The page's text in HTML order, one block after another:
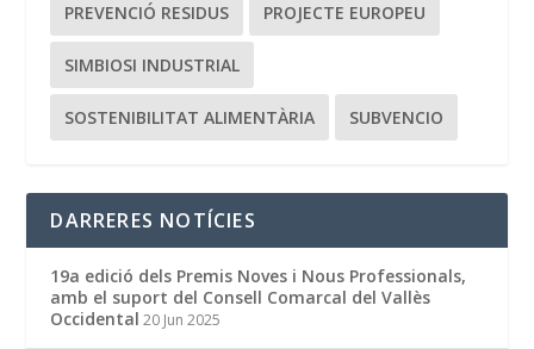
PREVENCIÓ RESIDUS PROJECTE EUROPEU
SIMBIOSI INDUSTRIAL
SOSTENIBILITAT ALIMENTÀRIA SUBVENCIO
DARRERES NOTÍCIES
19a edició dels Premis Noves i Nous Professionals,
amb el suport del Consell Comarcal del Vallès
Occidental 20 Jun 2025